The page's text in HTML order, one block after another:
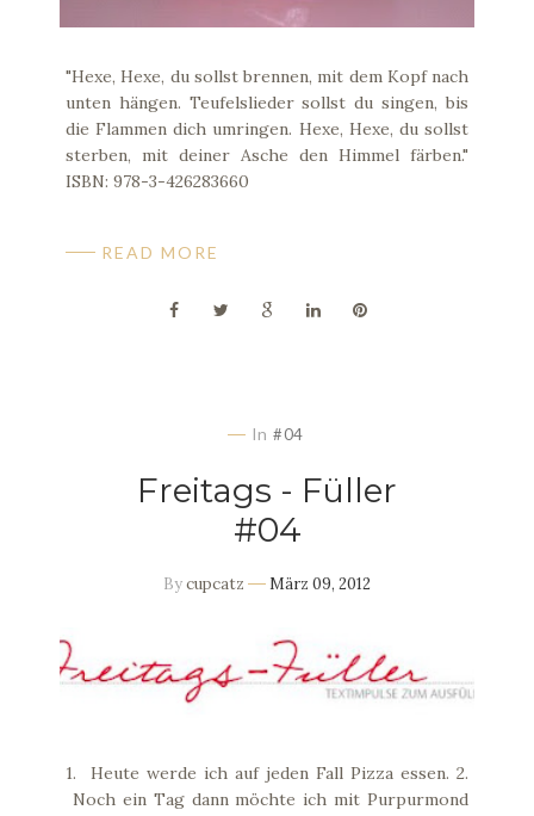
"Hexe, Hexe, du sollst brennen, mit dem Kopf nach
unten hängen. Teufelslieder sollst du singen, bis
die Flammen dich umringen. Hexe, Hexe, du sollst
sterben, mit deiner Asche den Himmel färben."
ISBN: 978-3-426283660
READ MORE
In #04
Freitags - Füller
#04
Bycupcatz März 09, 2012
1. Heute werde ich auf jeden Fall Pizza essen. 2.
Noch ein Tag dann möchte ich mit Purpurmond